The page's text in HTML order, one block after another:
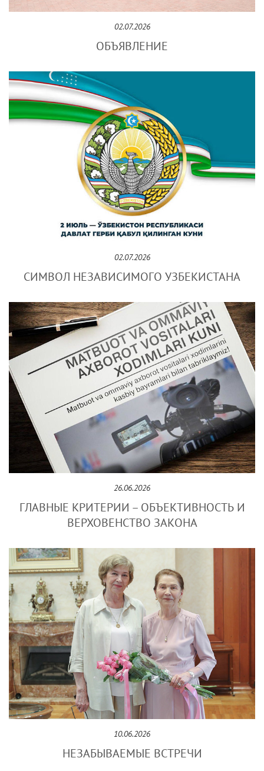
02.07.2026
ОБЪЯВЛЕНИЕ
02.07.2026
СИМВОЛ НЕЗАВИСИМОГО УЗБЕКИСТАНА
26.06.2026
ГЛАВНЫЕ КРИТЕРИИ – ОБЪЕКТИВНОСТЬ И
ВЕРХОВЕНСТВО ЗАКОНА
10.06.2026
НЕЗАБЫВАЕМЫЕ ВСТРЕЧИ